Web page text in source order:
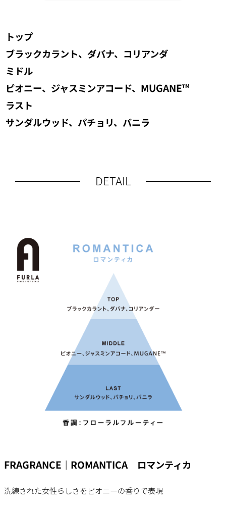
トップ
ブラックカラント、ダバナ、コリアンダ
ミドル
ピオニー、ジャスミンアコード、MUGANE™
ラスト
サンダルウッド、パチョリ、バニラ
DETAIL
FRAGRANCE｜ROMANTICA ロマンティカ
洗練された女性らしさをピオニーの香りで表現